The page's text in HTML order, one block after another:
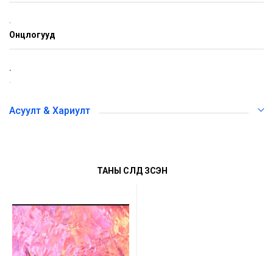
.
Онцлогууд
.
.
Асуулт & Хариулт
ТАНЫ СҮҮЛД ҮЗСЭН